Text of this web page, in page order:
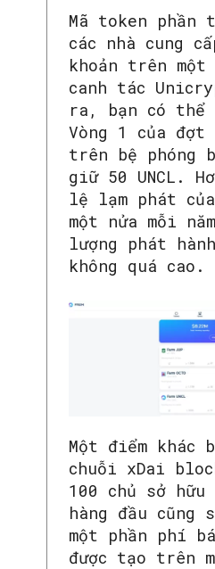
Mã token phần
các nhà cung
khoản trên một
canh tác
ra, bạn có thể
Vòng 1 của đợt
trên bệ phóng
giữ 50 UNCL.
lệ lạm phát của
một nửa mỗi
lượng phát
không quá cao.
Một điểm
chuỗi xDai
100 chủ sở hữu
hàng đầu cũng
một phần phí
được tạo trên